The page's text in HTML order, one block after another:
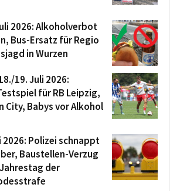
2026: Alkoholverbot
Bus-Ersatz für Regio
in Wurzen
19. Juli 2026:
für RB Leipzig,
City, Babys vor Alkohol
2026: Polizei schnappt
Baustellen-Verzug
der